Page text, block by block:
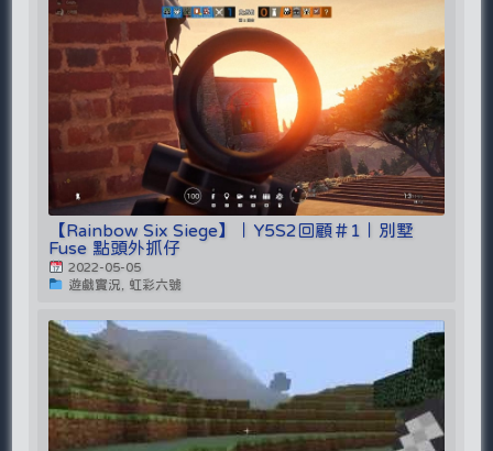
【Rainbow Six Siege】｜Y5S2回顧＃1｜別墅
Fuse 點頭外抓仔
2022-05-05
遊戲實況, 虹彩六號